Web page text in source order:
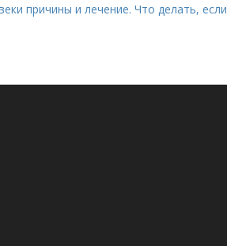
причины и лечение. Что делать,